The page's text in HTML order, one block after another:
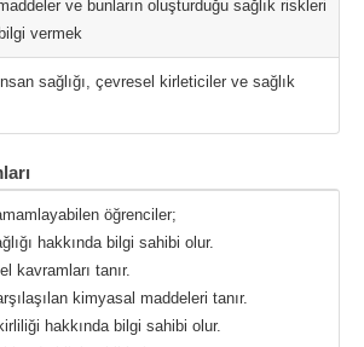
ve bunların oluşturduğu sağlık riskleri
vermek
sağlığı, çevresel kirleticiler ve sağlık
öğrenciler;
hakkında bilgi sahibi olur.
kavramları tanır.
kimyasal maddeleri tanır.
hakkında bilgi sahibi olur.